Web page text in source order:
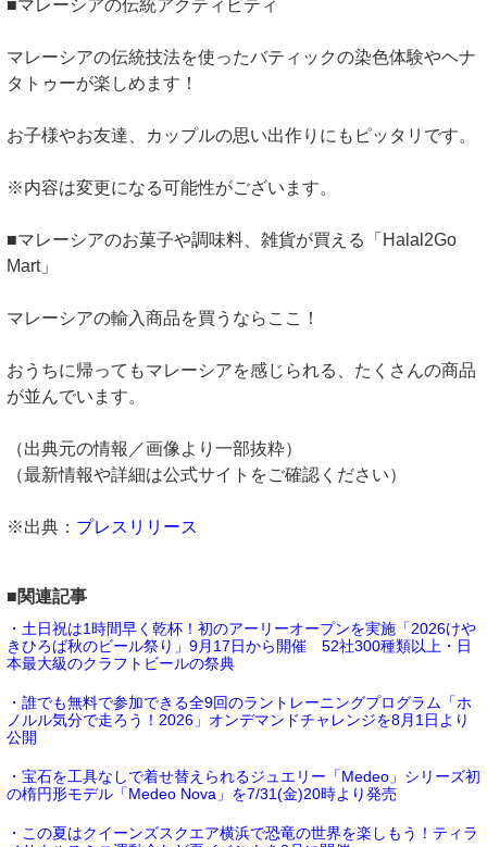
■マレーシアの伝統アクティビティ
マレーシアの伝統技法を使ったバティックの染色体験やヘナ
タトゥーが楽しめます！
お子様やお友達、カップルの思い出作りにもピッタリです。
※内容は変更になる可能性がございます。
■マレーシアのお菓子や調味料、雑貨が買える「Halal2Go
Mart」
マレーシアの輸入商品を買うならここ！
おうちに帰ってもマレーシアを感じられる、たくさんの商品
が並んでいます。
（出典元の情報／画像より一部抜粋）
（最新情報や詳細は公式サイトをご確認ください）
※出典： プレスリリース
■関連記事
・土日祝は1時間早く乾杯！初のアーリーオープンを実施「2026けや
きひろば秋のビール祭り」9月17日から開催 52社300種類以上・日
本最大級のクラフトビールの祭典
・誰でも無料で参加できる全9回のラントレーニングプログラム「ホ
ノルル気分で走ろう！2026」オンデマンドチャレンジを8月1日より
公開
・宝石を工具なしで着せ替えられるジュエリー「Medeo」シリーズ初
の楕円形モデル「Medeo Nova」を7/31(金)20時より発売
・この夏はクイーンズスクエア横浜で恐竜の世界を楽しもう！ティラ